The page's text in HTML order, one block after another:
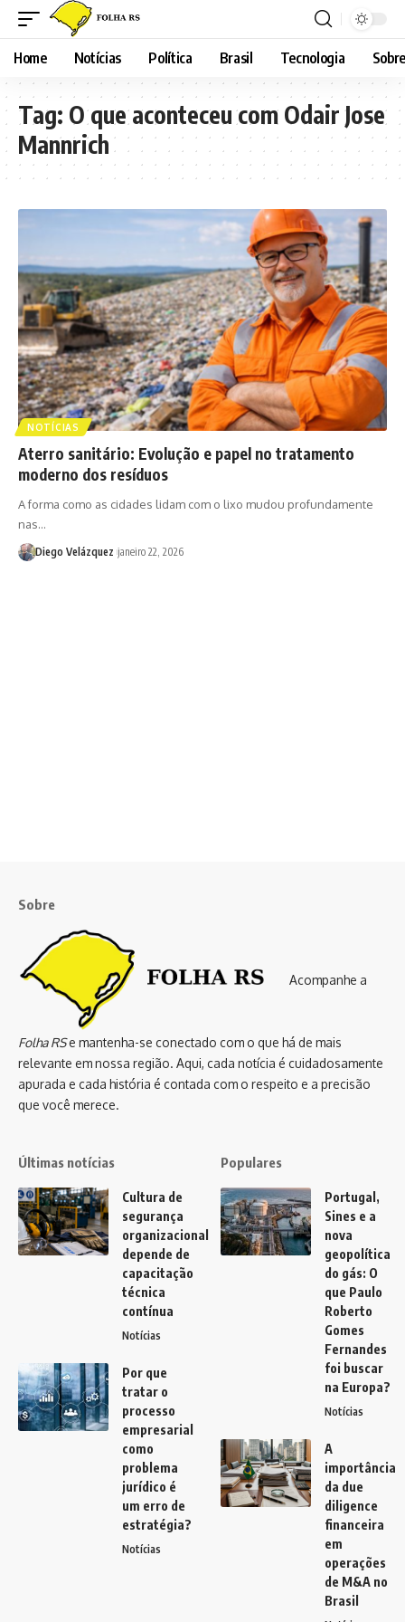
Home Notícias Política Brasil Tecnologia
Tag: O que aconteceu com Odair Jose
Mannrich
NOTÍCIAS
Aterro sanitário: Evolução e papel no tratamento
moderno dos resíduos
A forma como as cidades lidam com o lixo mudou profundamente
nas…
Diego Velázquez janeiro 22, 2026
Sobre
Acompanhe a
Folha RSe mantenha-se conectado com o que há de mais
relevante em nossa região. Aqui, cada notícia é cuidadosamente
apurada e cada história é contada com o respeito e a precisão
que você merece.
Últimas notícias
Cultura de
segurança
organizacional
depende de
capacitação
técnica
contínua
Notícias
Por que
tratar o
processo
empresarial
como
problema
jurídico é
um erro de
estratégia?
Notícias
Populares
Portugal,
Sines e a
nova
geopolítica
do gás: O
que Paulo
Roberto
Gomes
Fernandes
foi buscar
na Europa?
Notícias
A
importância
da due
diligence
financeira
em
operações
de M&A no
Brasil